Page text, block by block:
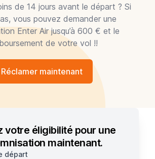
de 14 jours avant le départ ? Si
vous pouvez demander une
Enter Air jusqu’à 600 € et le
de votre vol !!
Réclamer maintenant
votre éligibilité pour une
maintenant.
départ